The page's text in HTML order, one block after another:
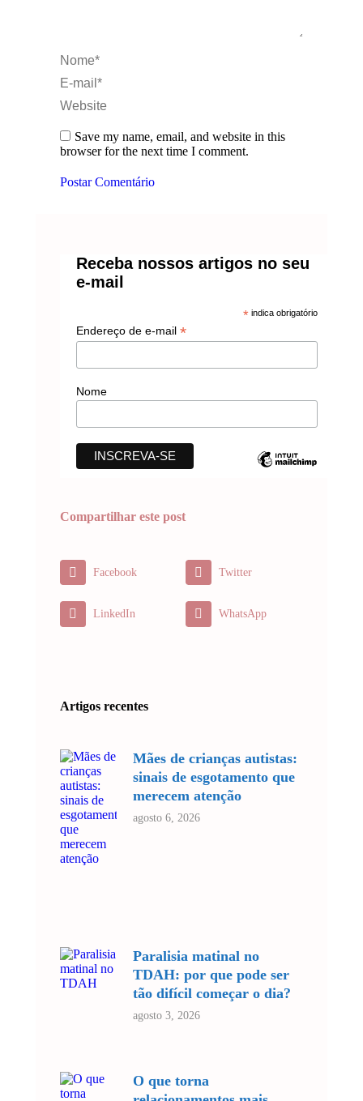
Nome *
E-mail *
Website
Save my name, email, and website in this
browser for the next time I comment.
Postar Comentário
Receba nossos artigos no seu
e-mail
*indica obrigatório
Endereço de e-mail *
Nome
Compartilhar este post
Facebook Twitter
LinkedIn WhatsApp
Artigos recentes
Mães de crianças autistas:
sinais de esgotamento que
merecem atenção
agosto 6, 2026
Paralisia matinal no
TDAH: por que pode ser
tão difícil começar o dia?
agosto 3, 2026
O que torna